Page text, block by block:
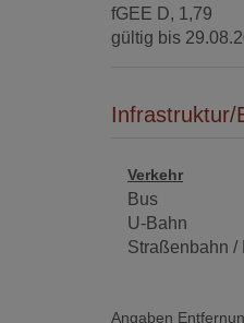
fGEE D, 1,79
gültig bis
Infrastruktur/
Verkehr
Bus
U-Bahn
Straßenbahn /
Angaben